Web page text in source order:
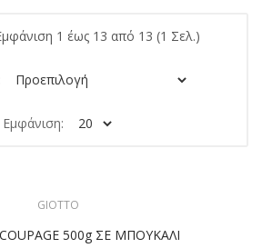
1 έως 13 από 13 (1 Σελ.)
Εμφάνιση:
GIOTTO
500g ΣΕ ΜΠΟΥΚΑΛΙ